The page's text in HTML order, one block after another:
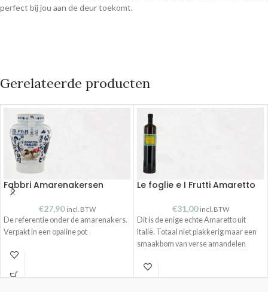
perfect bij jou aan de deur toekomt.
Gerelateerde producten
Fabbri Amarenakersen
€27,90 incl. BTW
De referentie onder de amarenakers.
Verpakt in een opaline pot
Le foglie e I Frutti Amaretto
€31,00 incl. BTW
Dit is de enige echte Amaretto uit
Italië. Totaal niet plakkerig maar een
smaakbom van verse amandelen